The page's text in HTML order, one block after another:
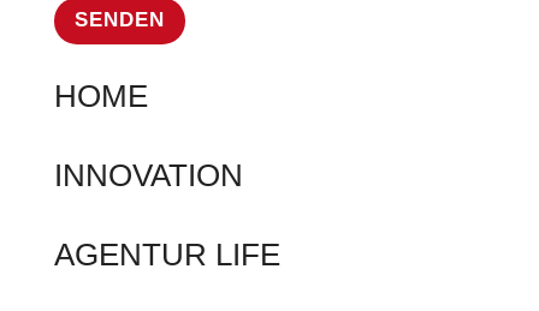
SENDEN
HOME
INNOVATION
AGENTUR LIFE